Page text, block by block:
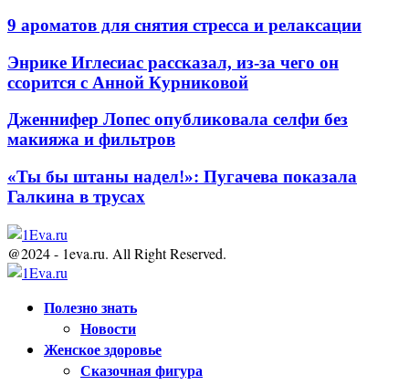
9 ароматов для снятия стресса и релаксации
Энрике Иглесиас рассказал, из-за чего он
ссорится с Анной Курниковой
Дженнифер Лопес опубликовала селфи без
макияжа и фильтров
«Ты бы штаны надел!»: Пугачева показала
Галкина в трусах
@2024 - 1eva.ru. All Right Reserved.
Полезно знать
Новости
Женское здоровье
Сказочная фигура